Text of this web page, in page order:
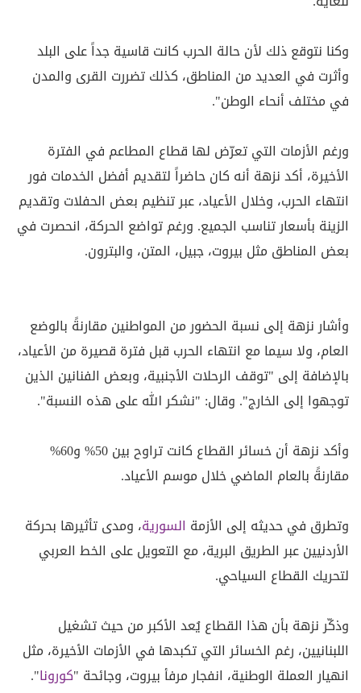
وكنا نتوقع ذلك لأن حالة الحرب كانت قاسية جداً على البلد
وأثرت في العديد من المناطق، كذلك تضررت القرى والمدن
في مختلف أنحاء الوطن".
ورغم الأزمات التي تعرّض لها قطاع المطاعم في الفترة
الأخيرة، أكد نزهة أنه كان حاضراً لتقديم أفضل الخدمات فور
انتهاء الحرب، وخلال الأعياد، عبر تنظيم بعض الحفلات وتقديم
الزينة بأسعار تناسب الجميع. ورغم تواضع الحركة، انحصرت في
بعض المناطق مثل بيروت، جبيل، المتن، والبترون.
وأشار نزهة إلى نسبة الحضور من المواطنين مقارنةً بالوضع
العام، ولا سيما مع انتهاء الحرب قبل فترة قصيرة من الأعياد،
بالإضافة إلى "توقف الرحلات الأجنبية، وبعض الفنانين الذين
توجهوا إلى الخارج". وقال: "نشكر الله على هذه النسبة".
وأكد نزهة أن خسائر القطاع كانت تراوح بين 50% و60%
مقارنةً بالعام الماضي خلال موسم الأعياد.
وتطرق في حديثه إلى الأزمة السورية، ومدى تأثيرها بحركة
الأردنيين عبر الطريق البرية، مع التعويل على الخط العربي
لتحريك القطاع السياحي.
وذكّر نزهة بأن هذا القطاع يُعد الأكبر من حيث تشغيل
اللبنانيين، رغم الخسائر التي تكبدها في الأزمات الأخيرة، مثل
انهيار العملة الوطنية، انفجار مرفأ بيروت، وجائحة "كورونا".